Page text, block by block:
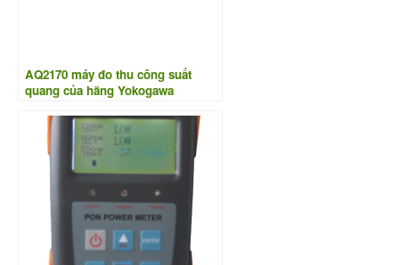
AQ2170 máy đo thu công suất
quang của hãng Yokogawa